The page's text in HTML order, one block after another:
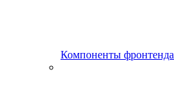
Компоненты фронтенда